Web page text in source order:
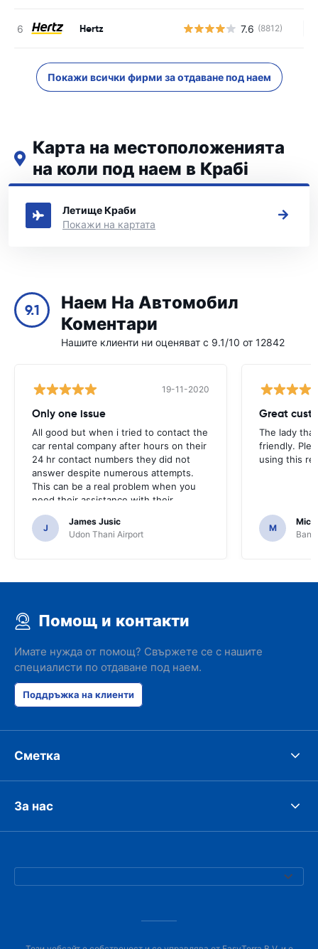
Hertz 7.6 (8812)
Покажи всички фирми за отдаване под наем
Карта на местоположенията
на коли под наем в Крабі
Вижте нашите основни места за коли под наем в Крабі
Летище Краби
Покажи на картата
9.1
Наем На Автомобил
Коментари
Нашите клиенти ни оценяват с 9.1/10 от 12842
19-11-2020
Only one issue
All good but when i tried to contact the
car rental company after hours on their
24 hr contact numbers they did not
answer despite numerous attempts.
This can be a real problem when you
need their assistance with their
services or car.
J
James Jusic
Udon Thani Airport
Great
The lady
friendly.
using this
M
Помощ и контакти
Имате нужда от помощ? Свържете се с нашите
специалисти по отдаване под наем.
Поддръжка на клиенти
Сметка
За нас